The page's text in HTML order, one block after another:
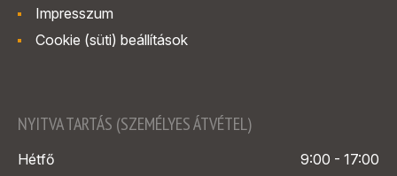
Impresszum
Cookie (süti) beállítások
NYITVA TARTÁS (SZEMÉLYES ÁTVÉTEL)
Hétfő
9:00 - 17:00